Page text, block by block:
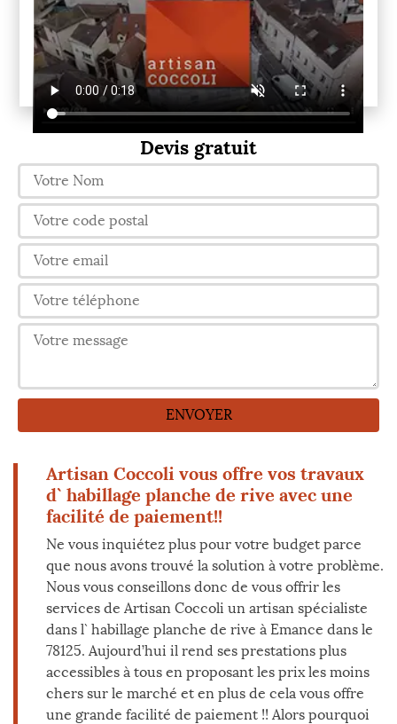
Devis gratuit
Artisan Coccoli vous offre vos travaux
d` habillage planche de rive avec une
facilité de paiement!!
Ne vous inquiétez plus pour votre budget parce
que nous avons trouvé la solution à votre problème.
Nous vous conseillons donc de vous offrir les
services de Artisan Coccoli un artisan spécialiste
dans l` habillage planche de rive à Emance dans le
78125. Aujourd’hui il rend ses prestations plus
accessibles à tous en proposant les prix les moins
chers sur le marché et en plus de cela vous offre
une grande facilité de paiement !! Alors pourquoi